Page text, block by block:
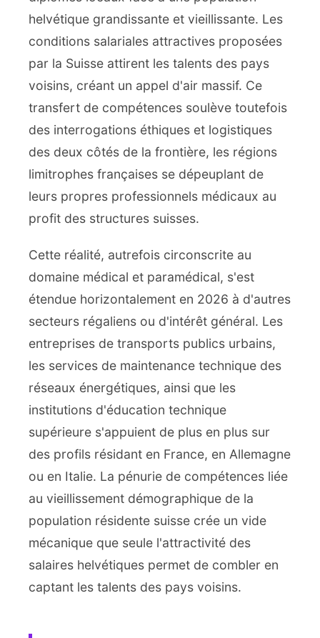
helvétique grandissante et vieillissante. Les
conditions salariales attractives proposées
par la Suisse attirent les talents des pays
voisins, créant un appel d'air massif. Ce
transfert de compétences soulève toutefois
des interrogations éthiques et logistiques
des deux côtés de la frontière, les régions
limitrophes françaises se dépeuplant de
leurs propres professionnels médicaux au
profit des structures suisses.
Cette réalité, autrefois circonscrite au
domaine médical et paramédical, s'est
étendue horizontalement en 2026 à d'autres
secteurs régaliens ou d'intérêt général. Les
entreprises de transports publics urbains,
les services de maintenance technique des
réseaux énergétiques, ainsi que les
institutions d'éducation technique
supérieure s'appuient de plus en plus sur
des profils résidant en France, en Allemagne
ou en Italie. La pénurie de compétences liée
au vieillissement démographique de la
population résidente suisse crée un vide
mécanique que seule l'attractivité des
salaires helvétiques permet de combler en
captant les talents des pays voisins.